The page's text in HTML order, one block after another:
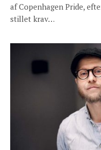
af Copenhagen Pride,
stillet krav…